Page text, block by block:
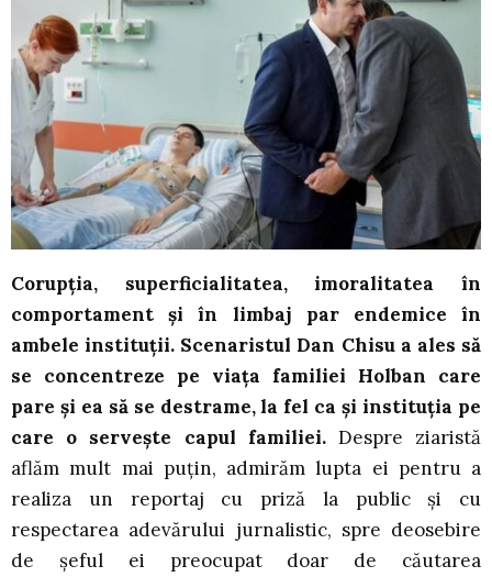
Corupția, superficialitatea, imoralitatea în
comportament și în limbaj par endemice în
ambele instituții. Scenaristul Dan Chisu a ales să
se concentreze pe viața familiei Holban care
pare și ea să se destrame, la fel ca și instituția pe
care o servește capul familiei.Despre ziaristă
aflăm mult mai puțin, admirăm lupta ei pentru a
realiza un reportaj cu priză la public și cu
respectarea adevărului jurnalistic, spre deosebire
de șeful ei preocupat doar de căutarea